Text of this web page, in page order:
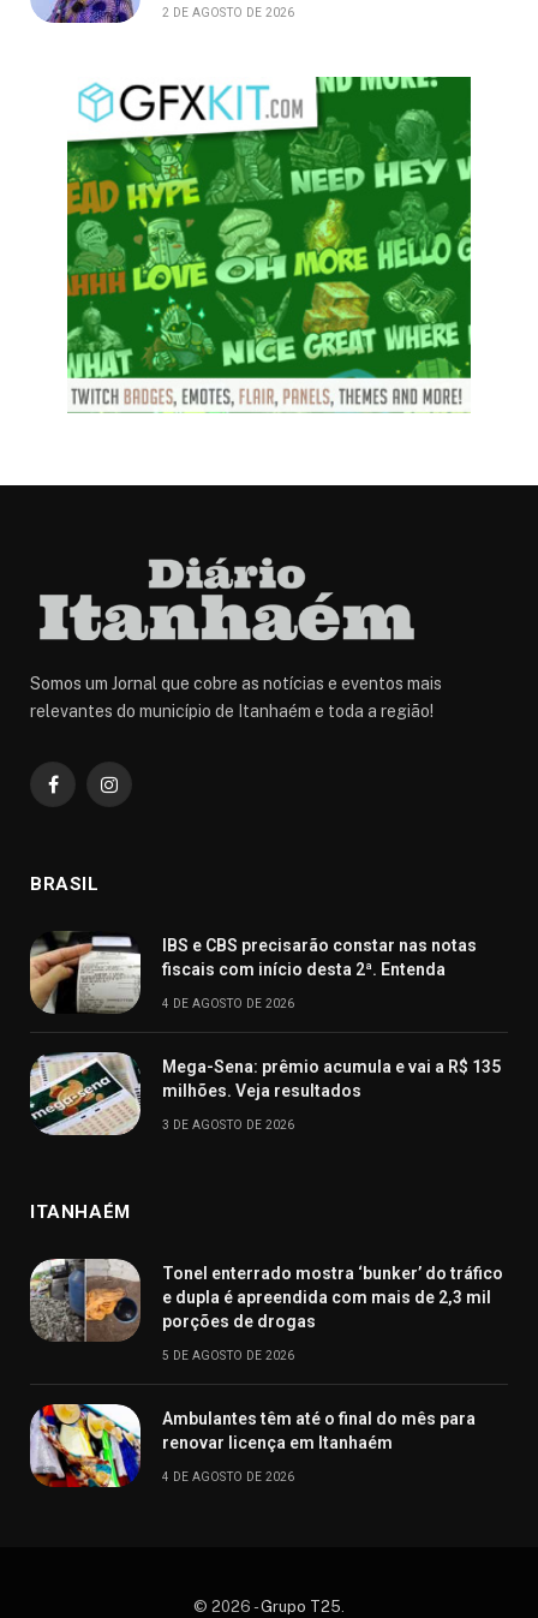
2 DE AGOSTO DE 2026
Somos um Jornal que cobre as notícias e eventos mais
relevantes do município de Itanhaém e toda a região!
FacebookInstagram
BRASIL
IBS e CBS precisarão constar nas notas
fiscais com início desta 2ª. Entenda
4 DE AGOSTO DE 2026
Mega-Sena: prêmio acumula e vai a R$ 135
milhões. Veja resultados
3 DE AGOSTO DE 2026
ITANHAÉM
Tonel enterrado mostra ‘bunker’ do tráfico
e dupla é apreendida com mais de 2,3 mil
porções de drogas
5 DE AGOSTO DE 2026
Ambulantes têm até o final do mês para
renovar licença em Itanhaém
4 DE AGOSTO DE 2026
© 2026 -Grupo T25